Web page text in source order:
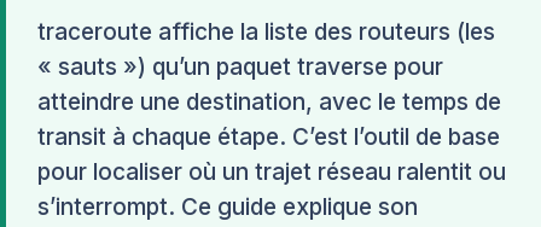
traceroute affiche la liste des routeurs (les
« sauts ») qu’un paquet traverse pour
atteindre une destination, avec le temps de
transit à chaque étape. C’est l’outil de base
pour localiser où un trajet réseau ralentit ou
s’interrompt. Ce guide explique son